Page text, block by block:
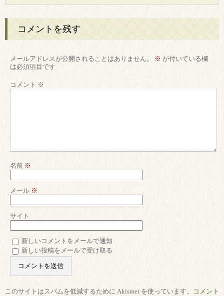
コメントを残す
メールアドレスが公開されることはありません。 ※ が付いている欄
は必須項目です
コメント ※
名前 ※
メール ※
サイト
新しいコメントをメールで通知
新しい投稿をメールで受け取る
このサイトはスパムを低減するために Akismet を使っています。
コメント